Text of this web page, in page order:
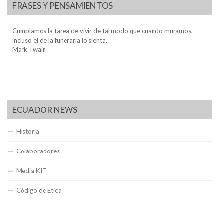
FRASES Y PENSAMIENTOS
Cumplamos la tarea de vivir de tal modo que cuando muramos,
incluso el de la funeraria lo sienta.
Mark Twain
ECUADOR NEWS
Historia
Colaboradores
Media KIT
Código de Ética